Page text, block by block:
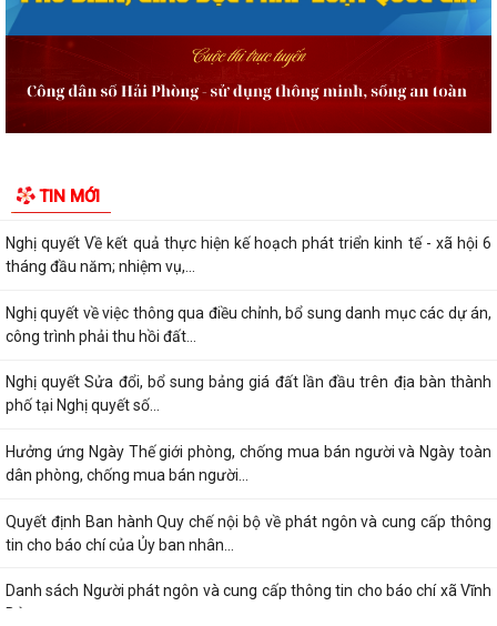
TIN MỚI
Quyết định công bố thủ tục hành chính nội bộ mới ban hành thuộc
phạm vi chức năng quản lý của Sở...
Nghị quyết điều chỉnh, bổ sung kế hoạch đầu tư công thành phố năm
2026 (lần 3)
2026) Hội đồng nhân dân thành...
Nghị quyết Về kết quả thực hiện kế hoạch phát triển kinh tế - xã hội 6
tháng đầu năm; nhiệm vụ,...
Nghị quyết về việc thông qua điều chỉnh, bổ sung danh mục các dự án,
công trình phải thu hồi đất...
Nghị quyết Sửa đổi, bổ sung bảng giá đất lần đầu trên địa bàn thành
phố tại Nghị quyết số...
Hưởng ứng Ngày Thế giới phòng, chống mua bán người và Ngày toàn
dân phòng, chống mua bán người...
Quyết định Ban hành Quy chế nội bộ về phát ngôn và cung cấp thông
tin cho báo chí của Ủy ban nhân...
Danh sách Người phát ngôn và cung cấp thông tin cho báo chí xã Vĩnh
Bảo